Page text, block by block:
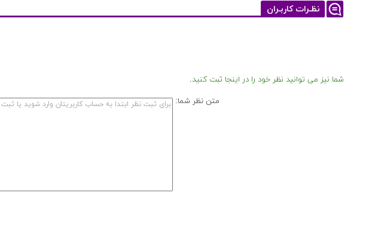
نظـرات کاربـران
شما نیز می توانید نظر خود را در اینجا ثبت کنید.
متن نظر شما: